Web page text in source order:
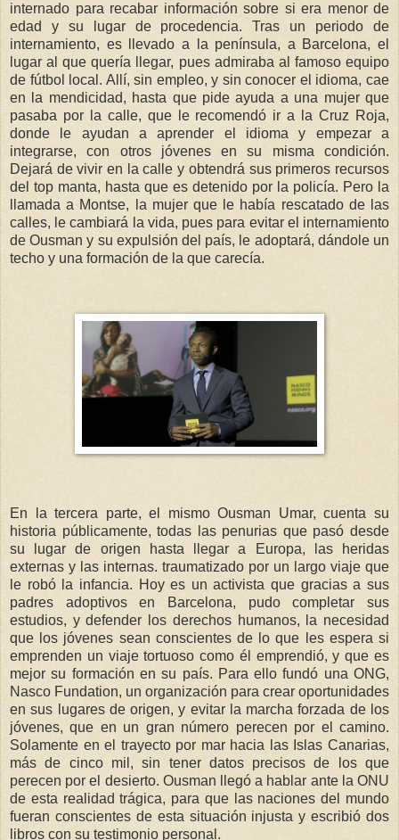
internado para recabar información sobre si era menor de
edad y su lugar de procedencia. Tras un periodo de
internamiento, es llevado a la península, a Barcelona, el
lugar al que quería llegar, pues admiraba al famoso equipo
de fútbol local. Allí, sin empleo, y sin conocer el idioma, cae
en la mendicidad, hasta que pide ayuda a una mujer que
pasaba por la calle, que le recomendó ir a la Cruz Roja,
donde le ayudan a aprender el idioma y empezar a
integrarse, con otros jóvenes en su misma condición.
Dejará de vivir en la calle y obtendrá sus primeros recursos
del top manta, hasta que es detenido por la policía. Pero la
llamada a Montse, la mujer que le había rescatado de las
calles, le cambiará la vida, pues para evitar el internamiento
de Ousman y su expulsión del país, le adoptará, dándole un
techo y una formación de la que carecía.
En la tercera parte, el mismo Ousman Umar, cuenta su
historia públicamente, todas las penurias que pasó desde
su lugar de origen hasta llegar a Europa, las heridas
externas y las internas. traumatizado por un largo viaje que
le robó la infancia. Hoy es un activista que gracias a sus
padres adoptivos en Barcelona, pudo completar sus
estudios, y defender los derechos humanos, la necesidad
que los jóvenes sean conscientes de lo que les espera si
emprenden un viaje tortuoso como él emprendió, y que es
mejor su formación en su país. Para ello fundó una ONG,
Nasco Fundation, un organización para crear oportunidades
en sus lugares de origen, y evitar la marcha forzada de los
jóvenes, que en un gran número perecen por el camino.
Solamente en el trayecto por mar hacia las Islas Canarias,
más de cinco mil, sin tener datos precisos de los que
perecen por el desierto. Ousman llegó a hablar ante la ONU
de esta realidad trágica, para que las naciones del mundo
fueran conscientes de esta situación injusta y escribió dos
libros con su testimonio personal.